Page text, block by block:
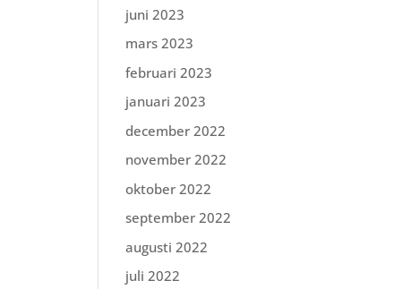
juni 2023
mars 2023
februari 2023
januari 2023
december 2022
november 2022
oktober 2022
september 2022
augusti 2022
juli 2022